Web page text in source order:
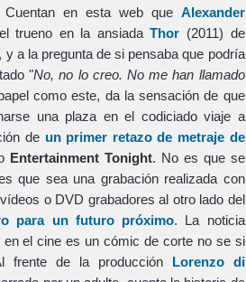
Cuentan en esta web que Alexander
trueno en la ansiadaThor (2011) de
a la pregunta de si pensaba que podría
"No, no lo creo. No me han llamado
como este, da la sensación de que
una plaza en el codiciado viaje a
de un primer retazo de metraje de
Entertainment Tonight. No es que se
que sea una grabación realizada con
o DVD grabadores al otro lado del
para un futuro próximo. La noticia
el cine es un cómic de corte no se si
frente de la producción Lorenzo di